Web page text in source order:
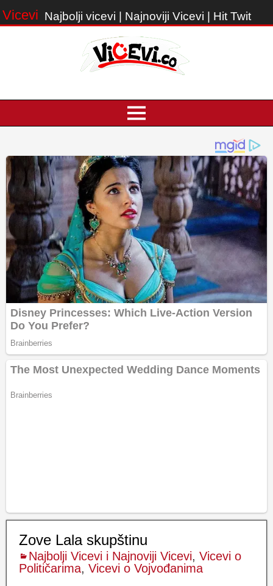
Vicevi Najbolji vicevi | Najnoviji Vicevi | Hit Twit
Zove Lala skupštinu
Najbolji Vicevi i Najnoviji Vicevi, Vicevi o
Političarima, Vicevi o Vojvođanima